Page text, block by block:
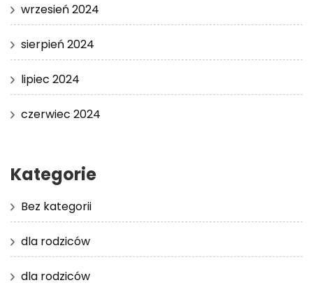
wrzesień 2024
sierpień 2024
lipiec 2024
czerwiec 2024
Kategorie
Bez kategorii
dla rodziców
dla rodziców